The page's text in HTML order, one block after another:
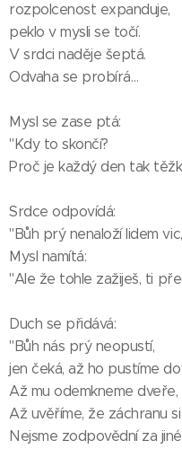
rozpolcenost expanduje,
peklo v mysli se točí.
V srdci naděje šeptá.
Odvaha se probírá…
Mysl se zase ptá:
"Kdy to skončí?
Proč je každý den tak
Srdce odpovídá:
"Bůh prý nenaloží lidem
Mysl namítá:
"Ale že tohle zažiješ, ti
Duch se přidává:
"Bůh nás prý neopustí,
jen čeká, až ho pustíme
Až mu odemkneme dveře,
Až uvěříme, že záchranu
Nejsme zodpovědní za